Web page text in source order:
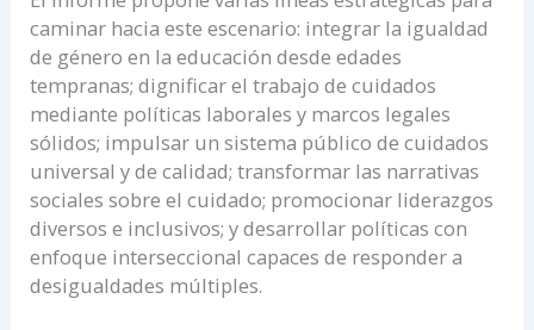
caminar hacia este escenario: integrar la igualdad
de género en la educación desde edades
tempranas; dignificar el trabajo de cuidados
mediante políticas laborales y marcos legales
sólidos; impulsar un sistema público de cuidados
universal y de calidad; transformar las narrativas
sociales sobre el cuidado; promocionar liderazgos
diversos e inclusivos; y desarrollar políticas con
enfoque interseccional capaces de responder a
desigualdades múltiples.